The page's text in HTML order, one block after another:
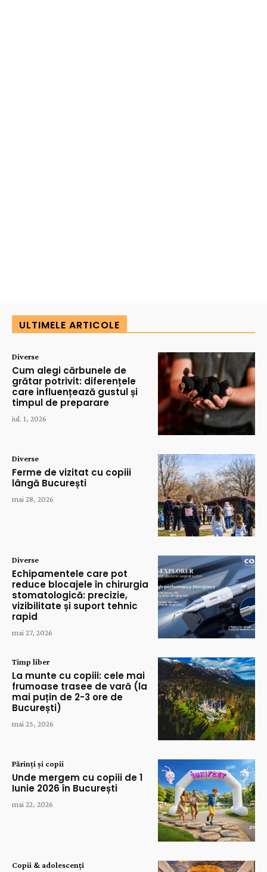
ULTIMELE ARTICOLE
Diverse
Cum alegi cărbunele de
grătar potrivit: diferențele
care influențează gustul și
timpul de preparare
iul. 1, 2026
Diverse
Ferme de vizitat cu copiii
lângă București
mai 28, 2026
Diverse
Echipamentele care pot
reduce blocajele în chirurgia
stomatologică: precizie,
vizibilitate și suport tehnic
rapid
mai 27, 2026
Timp liber
La munte cu copiii: cele mai
frumoase trasee de vară (la
mai puțin de 2-3 ore de
București)
mai 25, 2026
Părinți și copii
Unde mergem cu copiii de 1
Iunie 2026 în București
mai 22, 2026
Copii & adolescenți